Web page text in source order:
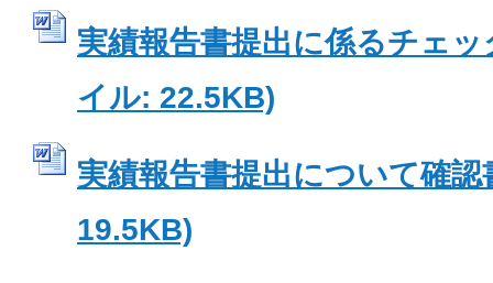
実績報告書提出に係るチェ
イル: 22.5KB)
実績報告書提出について確
19.5KB)